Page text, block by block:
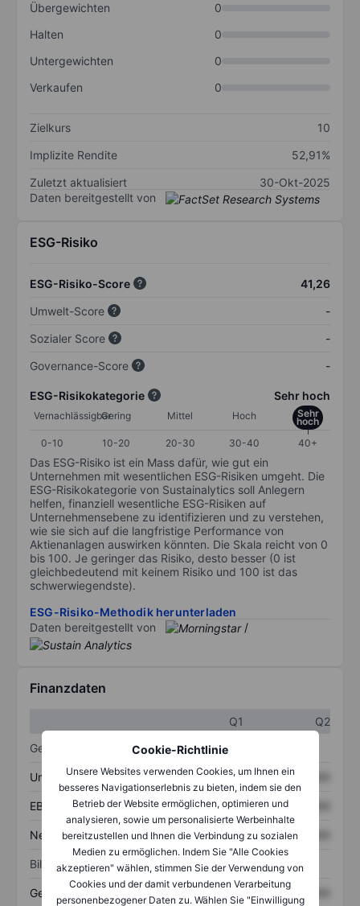
Cookie-Richtlinie
Unsere Websites verwenden Cookies, um Ihnen ein
besseres Navigationserlebnis zu bieten, indem sie den
Betrieb der Website ermöglichen, optimieren und
analysieren, sowie um personalisierte Werbeinhalte
bereitzustellen und Ihnen die Verbindung zu sozialen
Medien zu ermöglichen. Indem Sie "Alle Cookies
akzeptieren" wählen, stimmen Sie der Verwendung von
Cookies und der damit verbundenen Verarbeitung
personenbezogener Daten zu. Wählen Sie "Einwilligung
Übergewichten
0
Halten
0
Untergewichten
0
Verkaufen
0
Zielkurs
10
Implizite Rendite
52,91%
Zuletzt aktualisiert
30-Okt-2025
Daten bereitgestellt von
ESG-Risiko
ESG-Risiko-Score
41,26
Umwelt-Score
-
Sozialer Score
-
Governance-Score
-
ESG-Risikokategorie Sehr hoch
VernachlässigbarGering Mittel Hoch Sehr
hoch
0-10
10-20 20-30 30-40 40+
Das ESG-Risiko ist ein Mass dafür, wie gut ein
Unternehmen mit wesentlichen ESG-Risiken umgeht. Die
ESG-Risikokategorie von Sustainalytics soll Anlegern
helfen, finanziell wesentliche ESG-Risiken auf
Unternehmensebene zu identifizieren und zu verstehen,
wie sie sich auf die langfristige Performance von
Aktienanlagen auswirken könnten. Die Skala reicht von 0
bis 100. Je geringer das Risiko, desto besser (0 ist
gleichbedeutend mit keinem Risiko und 100 ist das
schwerwiegendste).
ESG-Risiko-Methodik herunterladen
Daten bereitgestellt von
/
Finanzdaten
Q1
Q2
Gewinn- und Verlustrechnung
Umsatz XXXXXXX XXXXXXX
EBITDA XXXXXXX XXXXXXX
Nettoeinkommen XXXXXXX XXXXXXX
Bilanz
Gesamtvermögen XXXXXXX